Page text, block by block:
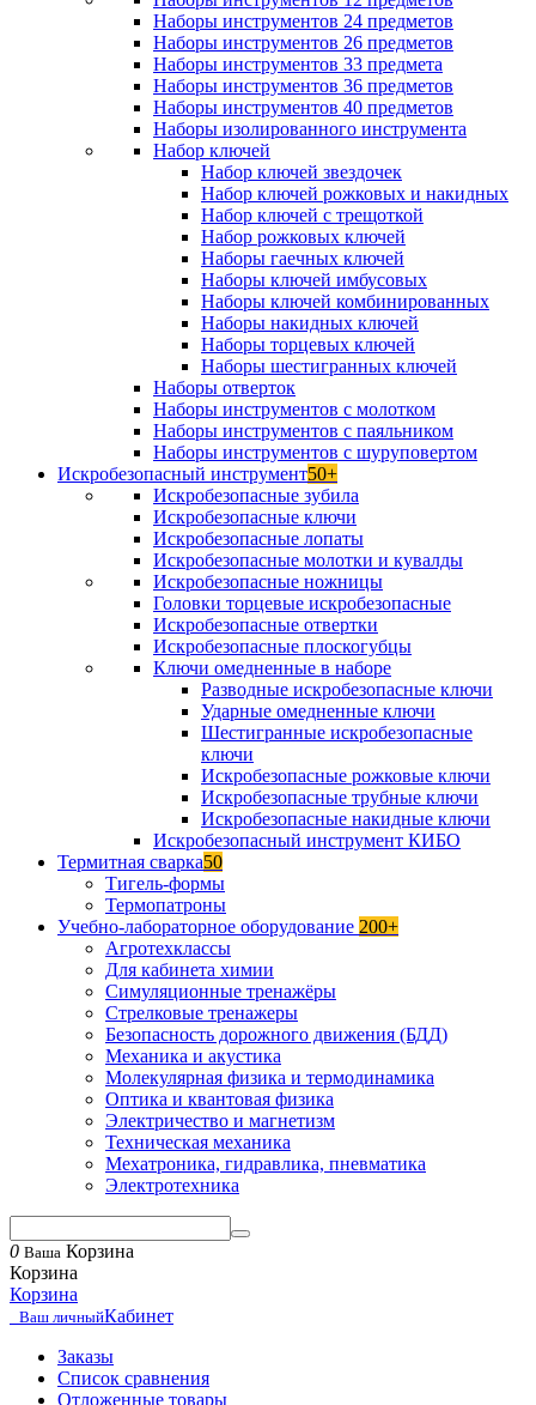
Наборы инструментов 24 предметов
Наборы инструментов 26 предметов
Наборы инструментов 33 предмета
Наборы инструментов 36 предметов
Наборы инструментов 40 предметов
Наборы изолированного инструмента
Набор ключей
Набор ключей звездочек
Набор ключей рожковых и накидных
Набор ключей с трещоткой
Набор рожковых ключей
Наборы гаечных ключей
Наборы ключей имбусовых
Наборы ключей комбинированных
Наборы накидных ключей
Наборы торцевых ключей
Наборы шестигранных ключей
Наборы отверток
Наборы инструментов с молотком
Наборы инструментов с паяльником
Наборы инструментов с шуруповертом
Искробезопасный инструмент50+
Искробезопасные зубила
Искробезопасные ключи
Искробезопасные лопаты
Искробезопасные молотки и кувалды
Искробезопасные ножницы
Головки торцевые искробезопасные
Искробезопасные отвертки
Искробезопасные плоскогубцы
Ключи омедненные в наборе
Разводные искробезопасные ключи
Ударные омедненные ключи
Шестигранные искробезопасные
ключи
Искробезопасные рожковые ключи
Искробезопасные трубные ключи
Искробезопасные накидные ключи
Искробезопасный инструмент КИБО
Термитная сварка50
Тигель-формы
Термопатроны
Учебно-лабораторное оборудование 200+
Агротехклассы
Для кабинета химии
Симуляционные тренажёры
Стрелковые тренажеры
Безопасность дорожного движения (БДД)
Механика и акустика
Молекулярная физика и термодинамика
Оптика и квантовая физика
Электричество и магнетизм
Техническая механика
Мехатроника, гидравлика, пневматика
Электротехника
0 Ваша Корзина
Корзина
Корзина
Ваш личныйКабинет
Заказы
Список сравнения
Отложенные товары